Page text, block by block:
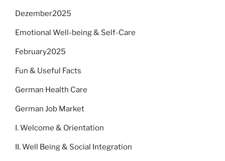
Dezember2025
Emotional Well-being & Self-Care
February2025
Fun & Useful Facts
German Health Care
German Job Market
I. Welcome & Orientation
II. Well Being & Social Integration